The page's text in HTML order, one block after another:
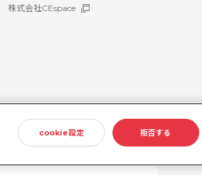
株式会社CEspace
イバシーポリシー
cookie設定 拒否する